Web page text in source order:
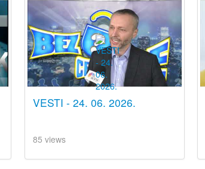
VESTI - 24. 06. 2026.
85 views